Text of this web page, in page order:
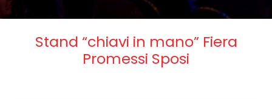
Stand “chiavi in mano” Fiera
Promessi Sposi